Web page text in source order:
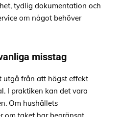
tydlig dokumentation och
om något behöver
misstag
utgå från att högst effekt
I praktiken kan det vara
Om hushållets
om taket har begränsat